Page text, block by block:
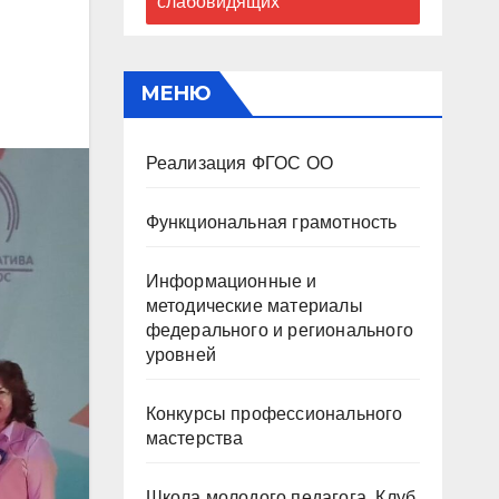
МЕНЮ
Реализация ФГОС ОО
Функциональная грамотность
Информационные и
методические материалы
федерального и регионального
уровней
Конкурсы профессионального
мастерства